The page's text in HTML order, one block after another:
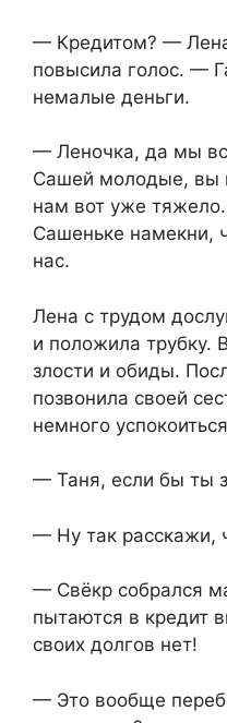
— Кредитом? —
повысила голос. —
немалые деньги.
— Леночка, да мы
Сашей молодые, вы
нам вот уже
Сашеньке намекни,
нас.
Лена с трудом
и положила трубку.
злости и обиды.
позвонила своей
немного
— Таня, если бы ты
— Ну так расскажи,
— Свëкр собрался
пытаются в кредит
своих долгов нет!
— Это вообще